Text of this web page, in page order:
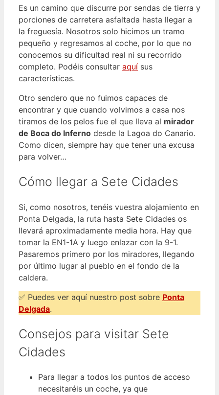
Es un camino que discurre por sendas de tierra y
porciones de carretera asfaltada hasta llegar a
la freguesía. Nosotros solo hicimos un tramo
pequeño y regresamos al coche, por lo que no
conocemos su dificultad real ni su recorrido
completo. Podéis consultar aquí sus
características.
Otro sendero que no fuimos capaces de
encontrar y que cuando volvimos a casa nos
tiramos de los pelos fue el que lleva al mirador
de Boca do Inferno desde la Lagoa do Canario.
Como dicen, siempre hay que tener una excusa
para volver…
Cómo llegar a Sete Cidades
Si, como nosotros, tenéis vuestra alojamiento en
Ponta Delgada, la ruta hasta Sete Cidades os
llevará aproximadamente media hora. Hay que
tomar la EN1-1A y luego enlazar con la 9-1.
Pasaremos primero por los miradores, llegando
por último lugar al pueblo en el fondo de la
caldera.
✅ Puedes ver aquí nuestro post sobre Ponta
Delgada.
Consejos para visitar Sete
Cidades
Para llegar a todos los puntos de acceso
necesitaréis un coche, ya que